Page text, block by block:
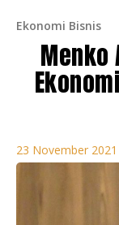
Ekonomi Bisnis
Menko
23 November